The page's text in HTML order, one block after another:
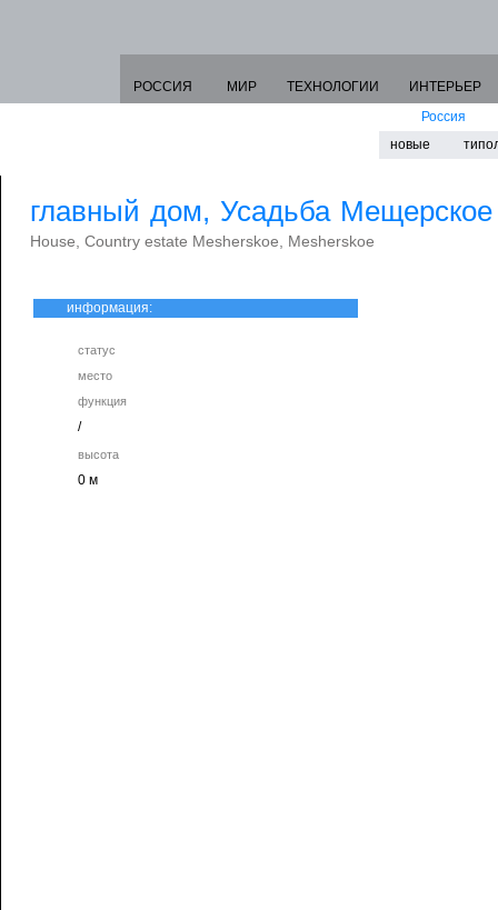
РОССИЯ МИР ТЕХНОЛОГИИ
ИНТЕРЬЕР
Россия
новые
главный дом, Усадьба
House, Country estate Mesherskoe, Mesherskoe
информация:
статус
место
функция
/
высота
0 м